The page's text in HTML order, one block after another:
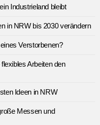
Industrieland bleibt
in NRW bis 2030 verändern
Verstorbenen?
Arbeiten den
Ideen in NRW
Messen und